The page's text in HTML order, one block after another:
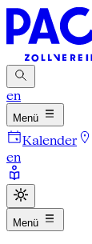
en
Menü
Kalender
en
Menü